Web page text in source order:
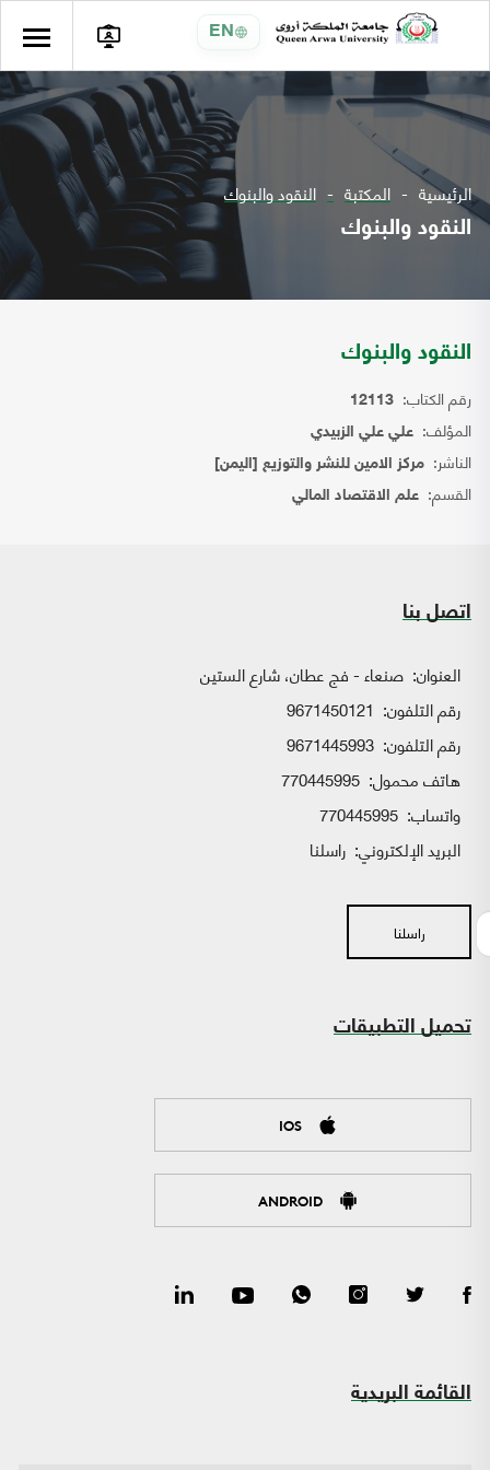
EN
الرئيسية المكتبة النقود والبنوك
النقود والبنوك
النقود والبنوك
رقم الكتاب: 12113
المؤلف: علي علي الزبيدي
الناشر: مركز الامين للنشر والتوزيع [اليمن]
القسم: علم الاقتصاد المالي
اتصل بنا
العنوان: صنعاء - فج عطان، شارع الستين
رقم التلفون: 9671450121
رقم التلفون: 9671445993
هاتف محمول: 770445995
واتساب:
البريد الإلكتروني: راسلنا
راسلنا
تحميل التطبيقات
IOS
ANDROID
القائمة البريدية